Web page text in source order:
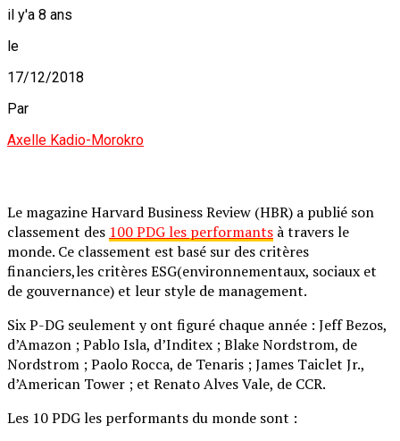
il y'a 8 ans
le
17/12/2018
Par
Axelle Kadio-Morokro
Le magazine Harvard Business Review (HBR) a publié son
classement des 100 PDG les performants à travers le
monde. Ce classement est basé sur des critères
financiers,les critères ESG(environnementaux, sociaux et
de gouvernance) et leur style de management.
Six P-DG seulement y ont figuré chaque année : Jeff Bezos,
d’Amazon ; Pablo Isla, d’Inditex ; Blake Nordstrom, de
Nordstrom ; Paolo Rocca, de Tenaris ; James Taiclet Jr.,
d’American Tower ; et Renato Alves Vale, de CCR.
Les 10 PDG les performants du monde sont :